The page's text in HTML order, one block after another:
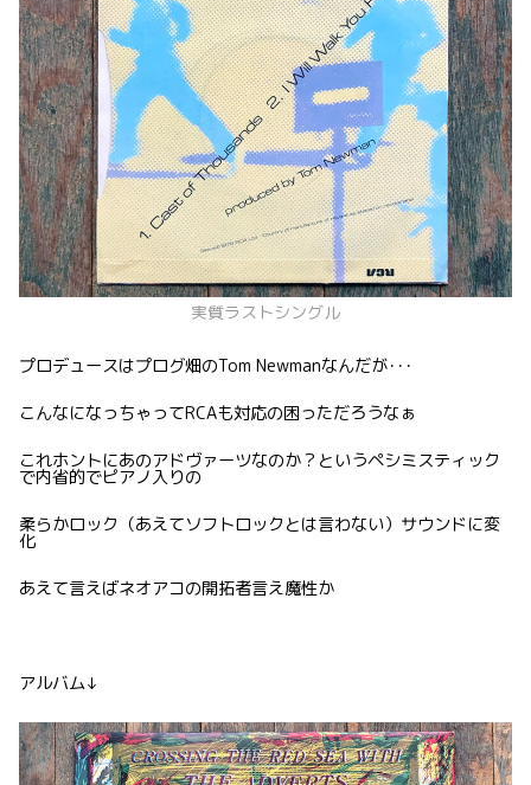
実質ラストシングル
プロデュースはプログ畑のTom Newmanなんだが･･･
こんなになっちゃってRCAも対応の困っただろうなぁ
これホントにあのアドヴァーツなのか？というペシミスティック
で内省的でピアノ入りの
柔らかロック（あえてソフトロックとは言わない）サウンドに変
化
あえて言えばネオアコの開拓者言え魔性か
アルバム↓